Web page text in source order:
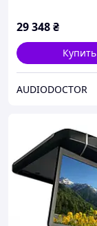
29 348₴
Купить
AUDIODOCTOR